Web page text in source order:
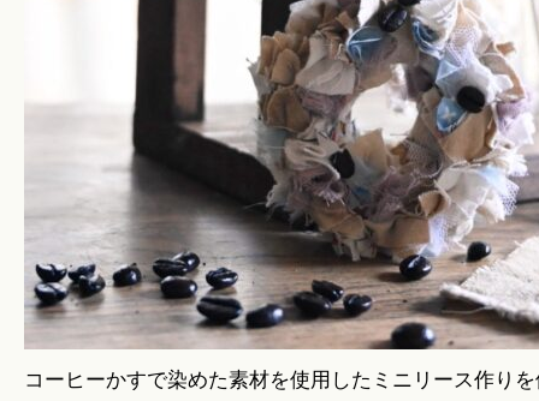
コーヒーかすで染めた素材を使用したミニリース作り